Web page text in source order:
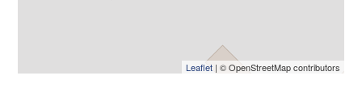
Leaflet| © OpenStreetMap contributors